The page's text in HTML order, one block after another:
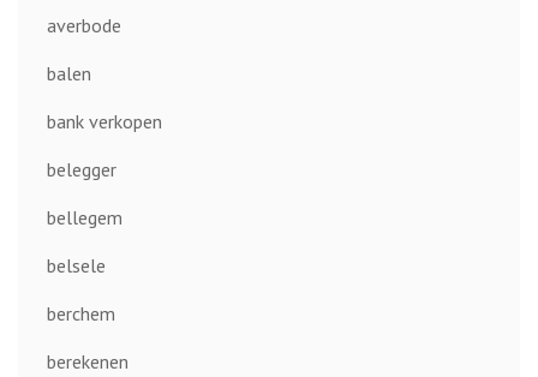
averbode
balen
bank verkopen
belegger
bellegem
belsele
berchem
berekenen